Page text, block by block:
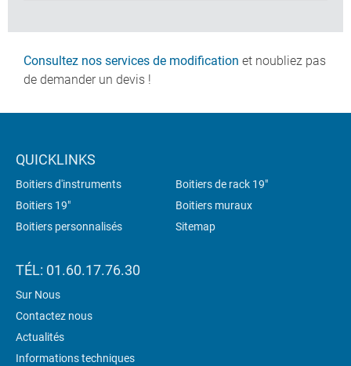
Consultez nos services de modification et noubliez pas
de demander un devis !
QUICKLINKS
Boitiers d'instruments
Boitiers de rack 19"
Boitiers 19"
Boitiers muraux
Boitiers personnalisés
Sitemap
TÉL: 01.60.17.76.30
Sur Nous
Contactez nous
Actualités
Informations techniques